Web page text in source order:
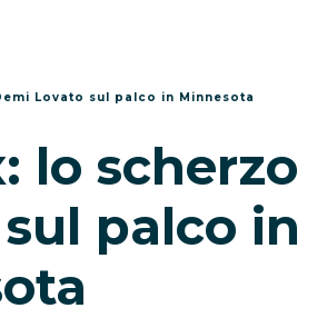
Lovato sul palco in Minnesota
lo scherzo
palco in